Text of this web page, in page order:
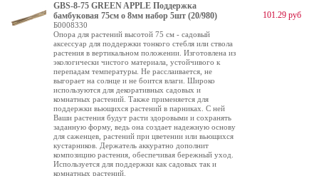
GBS-8-75 GREEN APPLE Поддержка
бамбуковая 75см o 8мм набор 5шт (20/980)
Б0008330
Опора для растений высотой 75 см - садовый
аксессуар для поддержки тонкого стебля или ствола
растения в вертикальном положении. Изготовлена из
экологически чистого материала, устойчивого к
перепадам температуры. Не расслаивается, не
выгорает на солнце и не боится влаги. Широко
используются для декоративных садовых и
комнатных растений. Также применяется для
поддержки вьющихся растений в парниках. С ней
Ваши растения будут расти здоровыми и сохранять
заданную форму, ведь она создает надежную основу
для саженцев, растений при цветении или вьющихся
кустарников. Держатель аккуратно дополнит
композицию растения, обеспечивая бережный уход.
Используется для поддержки как садовых так и
комнатных растений.
101.29 руб